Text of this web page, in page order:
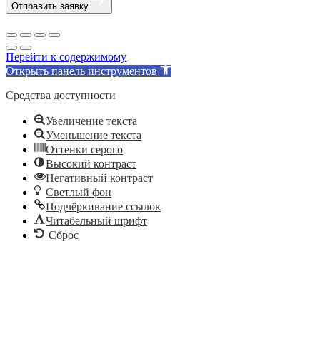
Отправить заявку
Перейти к содержимому
Открыть панель инструментов
Средства доступности
Увеличение текста
Уменьшение текста
Оттенки серого
Высокий контраст
Негативный контраст
Светлый фон
Подчёркивание ссылок
Читабельный шрифт
Сброс